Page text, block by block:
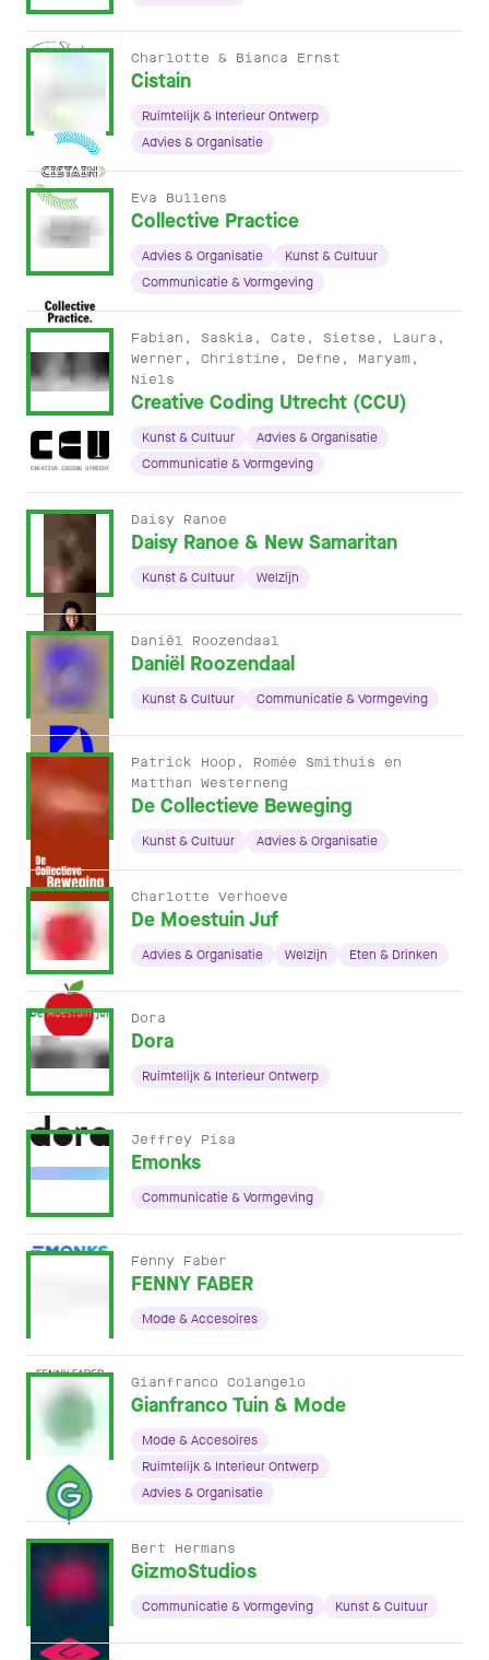
Charlotte & Bianca Ernst
Cistain
Ruimtelijk & Interieur Ontwerp
Advies & Organisatie
Eva Bullens
Collective Practice
Advies & Organisatie
Kunst & Cultuur
Communicatie & Vormgeving
Fabian, Saskia, Cate, Sietse, Laura,
Werner, Christine, Defne, Maryam,
Niels
Creative Coding Utrecht (CCU)
Kunst & Cultuur
Advies & Organisatie
Communicatie & Vormgeving
Daisy Ranoe
Daisy Ranoe & New Samaritan
Kunst & Cultuur Welzijn
Daniël Roozendaal
Daniël Roozendaal
Kunst & Cultuur Communicatie & Vormgeving
Patrick Hoop, Romée Smithuis en
Matthan Westerneng
De Collectieve Beweging
Kunst & Cultuur Advies & Organisatie
Charlotte Verhoeve
De Moestuin Juf
Advies & Organisatie Welzijn Eten & Drinken
Dora
Dora
Ruimtelijk & Interieur Ontwerp
Jeffrey Pisa
Emonks
Communicatie & Vormgeving
Fenny Faber
FENNY FABER
Mode & Accesoires
Gianfranco Colangelo
Gianfranco Tuin & Mode
Mode & Accesoires
Ruimtelijk & Interieur Ontwerp
Advies & Organisatie
Bert Hermans
GizmoStudios
Communicatie & Vormgeving Kunst & Cultuur